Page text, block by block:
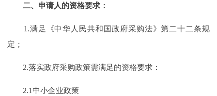
二、申请人的资格要求：
1.满足《中华人民共和国政府采购法》第二十二条规
定；
2.落实政府采购政策需满足的资格要求：
2.1中小企业政策